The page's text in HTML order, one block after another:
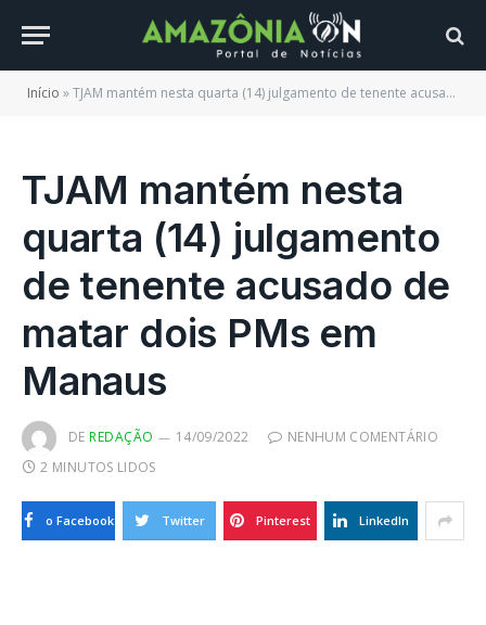
Início »TJAM mantém nesta quarta (14) julgamento de tenente acusado de matar dois PMs em Manaus
TJAM mantém nesta
quarta (14) julgamento
de tenente acusado de
matar dois PMs em
Manaus
DE REDAÇÃO 14/09/2022
NENHUM COMENTÁRIO
2 MINUTOS LIDOS
o Facebook Twitter Pinterest LinkedIn